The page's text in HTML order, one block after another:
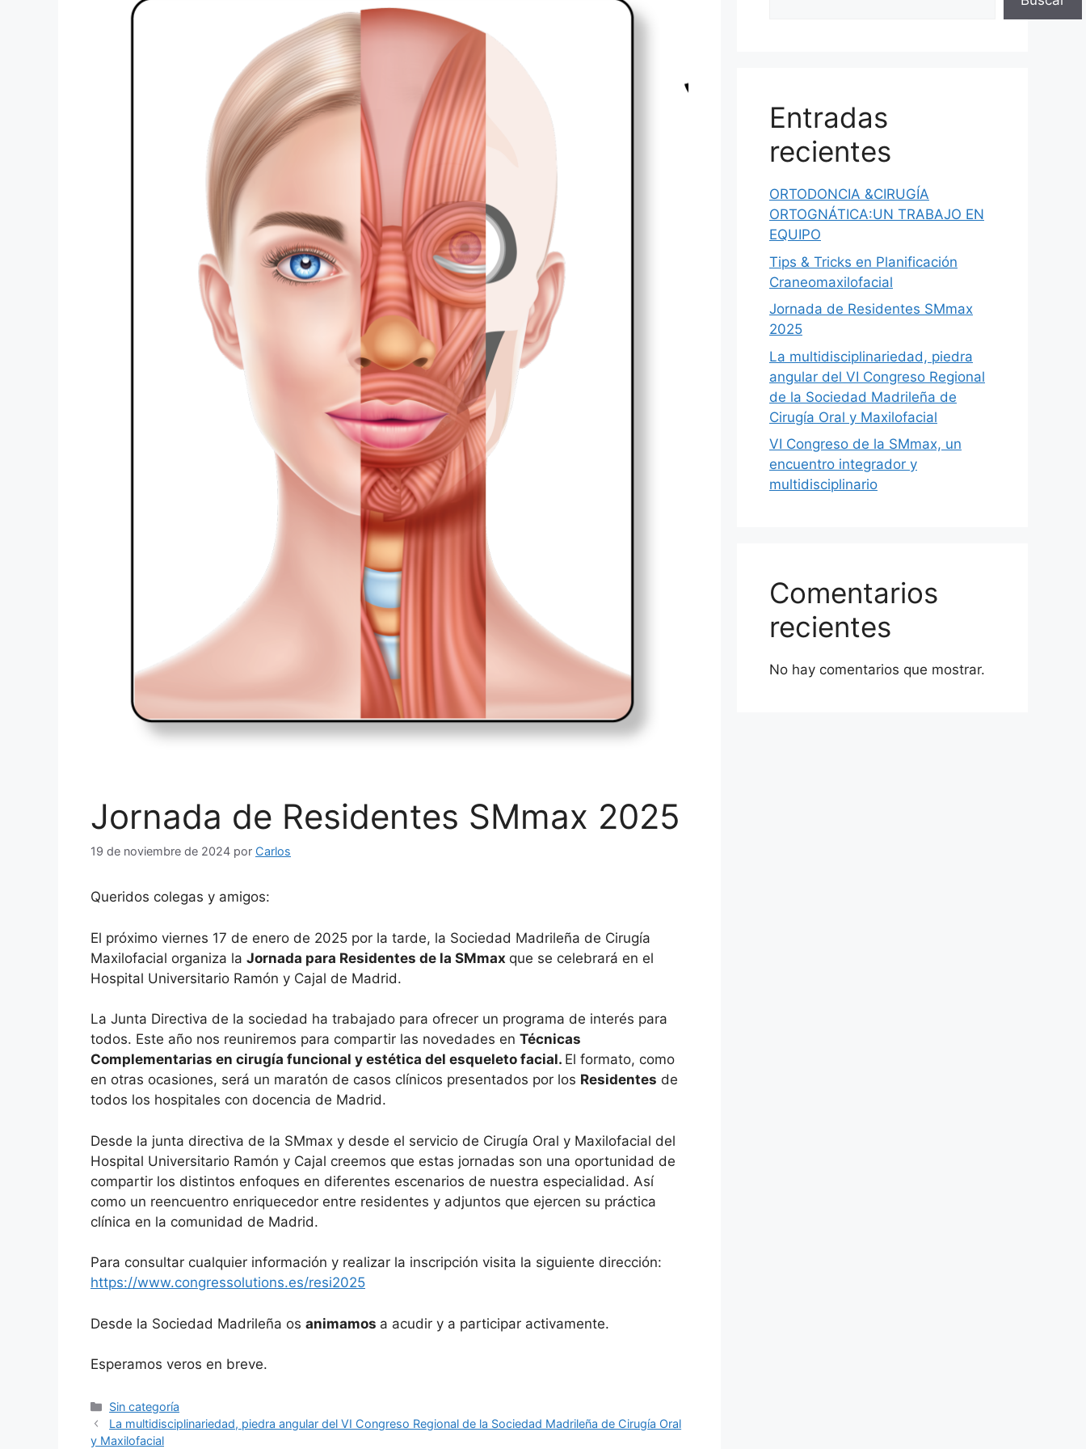
Jornada de Residentes SMmax 2025
19 de noviembre de 2024 por Carlos
Queridos colegas y amigos:
El próximo viernes 17 de enero de 2025 por la tarde, la Sociedad Madrileña de Cirugía
Maxilofacial organiza la Jornada para Residentes de la SMmax que se celebrará en el
Hospital Universitario Ramón y Cajal de Madrid.
La Junta Directiva de la sociedad ha trabajado para ofrecer un programa de interés para
todos. Este año nos reuniremos para compartir las novedades en Técnicas
Complementarias en cirugía funcional y estética del esqueleto facial. El formato, como
en otras ocasiones, será un maratón de casos clínicos presentados por los Residentes de
todos los hospitales con docencia de Madrid.
Desde la junta directiva de la SMmax y desde el servicio de Cirugía Oral y Maxilofacial del
Hospital Universitario Ramón y Cajal creemos que estas jornadas son una oportunidad de
compartir los distintos enfoques en diferentes escenarios de nuestra especialidad. Así
como un reencuentro enriquecedor entre residentes y adjuntos que ejercen su práctica
clínica en la comunidad de Madrid.
Para consultar cualquier información y realizar la inscripción visita la siguiente dirección:
https://www.congressolutions.es/resi2025
Desde la Sociedad Madrileña os animamos a acudir y a participar activamente.
Esperamos veros en breve.
Categorías
Sin categoría
La multidisciplinariedad, piedra angular del VI Congreso Regional de la Sociedad Madrileña de Cirugía Oral
y Maxilofacial
Entradas
recientes
ORTODONCIA &CIRUGÍA
ORTOGNÁTICA:UN TRABAJO EN
EQUIPO
Tips & Tricks en Planificación
Craneomaxilofacial
Jornada de Residentes SMmax
2025
La multidisciplinariedad, piedra
angular del VI Congreso Regional
de la Sociedad Madrileña de
Cirugía Oral y Maxilofacial
VI Congreso de la SMmax, un
encuentro integrador y
multidisciplinario
Comentarios
recientes
No hay comentarios que mostrar.